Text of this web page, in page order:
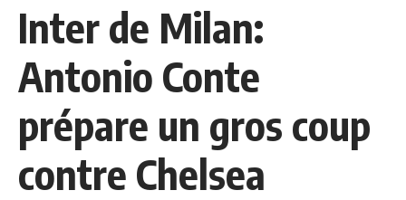
Inter de Milan:
Antonio Conte
prépare un gros coup
contre Chelsea